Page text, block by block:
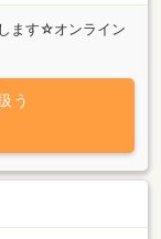
ます☆オンライン
う